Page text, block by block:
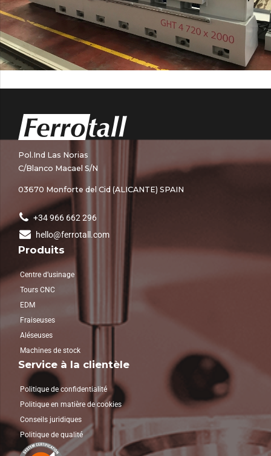
Pol.Ind Las Norias
C/Blanco Macael S/N
03670 Monforte del Cid (ALICANTE) SPAIN
+34 966 662 296
hello@ferrotall.com
Produits
Centre d’usinage
Tours CNC
EDM
Fraiseuses
Aléseuses
Machines de stock
Service à la clientèle
Politique de confidentialité
Politique en matière de cookies
Conseils juridiques
Politique de qualité